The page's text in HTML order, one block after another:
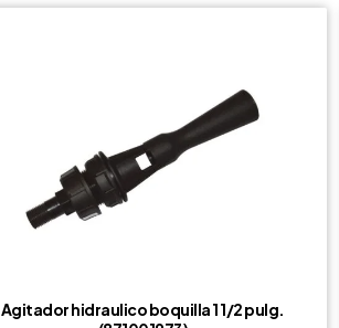
Agitador hidraulico boquilla 1 1/2 pulg.